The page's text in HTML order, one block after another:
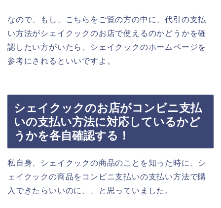
なので、もし、こちらをご覧の方の中に、代引の支払
い方法がシェイクックのお店で使えるのかどうかを確
認したい方がいたら、シェイクックのホームページを
参考にされるといいですよ。
シェイクックのお店がコンビニ支払
いの支払い方法に対応しているかど
うかを各自確認する！
私自身、シェイクックの商品のことを知った時に、シ
ェイクックの商品をコンビニ支払いの支払い方法で購
入できたらいいのに、、と思っていました。